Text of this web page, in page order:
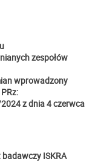
zespołów
wprowadzony
z dnia 4 czerwca
ISKRA